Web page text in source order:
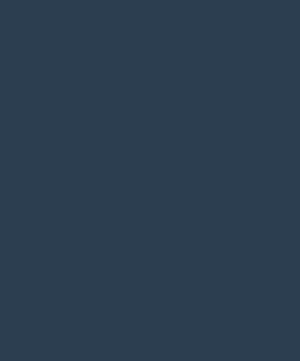
微